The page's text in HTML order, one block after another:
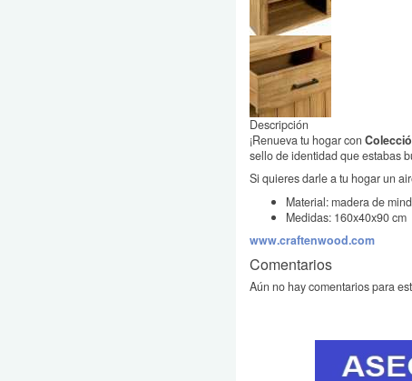
Descripción
¡Renueva tu hogar con
sello de identidad que estabas
Si quieres darle a tu hogar un
Material: madera de
Medidas: 160x40x90 cm
www.craftenwood.com
Comentarios
Aún no hay comentarios para